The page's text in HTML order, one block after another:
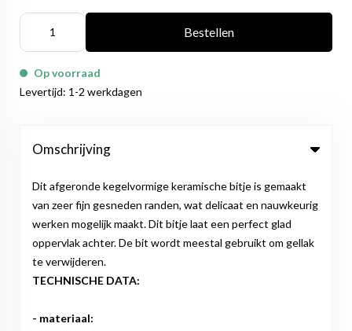
Bestellen
Op voorraad
Levertijd: 1-2 werkdagen
Omschrijving
Dit afgeronde kegelvormige keramische bitje is gemaakt
van zeer fijn gesneden randen, wat delicaat en nauwkeurig
werken mogelijk maakt. Dit bitje laat een perfect glad
oppervlak achter. De bit wordt meestal gebruikt om gellak
te verwijderen.
TECHNISCHE DATA:
- materiaal: